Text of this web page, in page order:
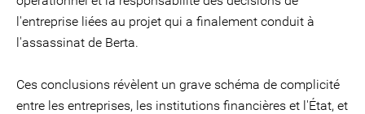
l'entreprise liées au projet qui a finalement conduit à
l'assassinat de Berta.
Ces conclusions révèlent un grave schéma de complicité
entre les entreprises, les institutions financières et l'État, et